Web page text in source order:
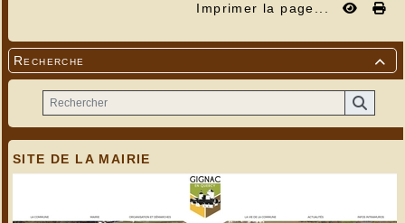
Imprimer la page...

Recherche
SITE DE LA MAIRIE